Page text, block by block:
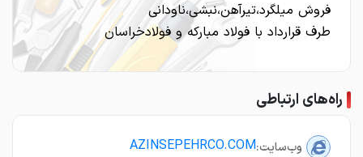
فروش میلگرد،تیرآهن،نبشی،ناودانی
طرف قرارداد با فولاد مبارکه و فولادخراسان
راه‌های ارتباطی
وب‌سایت:AZINSEPEHRCO.COM